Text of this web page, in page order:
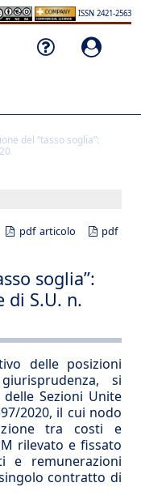
ISSN 2421-2563
del “tasso soglia”:
pdf articolo
pdf
soglia”:
di S.U. n.
delle posizioni
si
Sezioni Unite
2020, il cui nodo
tra costi e
rilevato e fissato
e remunerazioni
contratto di